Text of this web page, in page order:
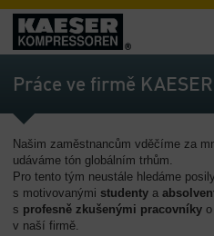
Trhy
-
Přehled
-
Přehled
Řešení
-
Práce ve firmě KAESER
Našim zaměstnancům vděčíme za
udáváme tón globálním trhům.
Pro tento tým neustále hledáme
s motivovanými studenty a
s profesně zkušenými pracovníky
v naší firmě.